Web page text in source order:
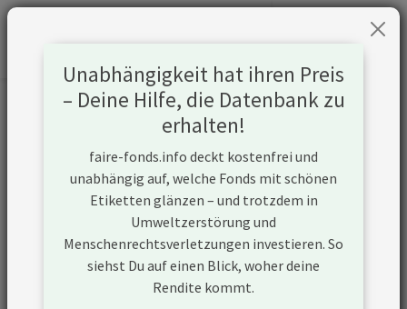
Informationen zum Unternehmen
EQT Corporation
https://www.eqt.com
Konflikte
EQT Corporation ist
Unabhängigkeit hat ihren Preis
– Deine Hilfe, die Datenbank zu
erhalten!
faire-fonds.info deckt kostenfrei und
unabhängig auf, welche Fonds mit schönen
Etiketten glänzen – und trotzdem in
Umweltzerstörung und
Menschenrechtsverletzungen investieren. So
siehst Du auf einen Blick, woher deine
Rendite kommt.